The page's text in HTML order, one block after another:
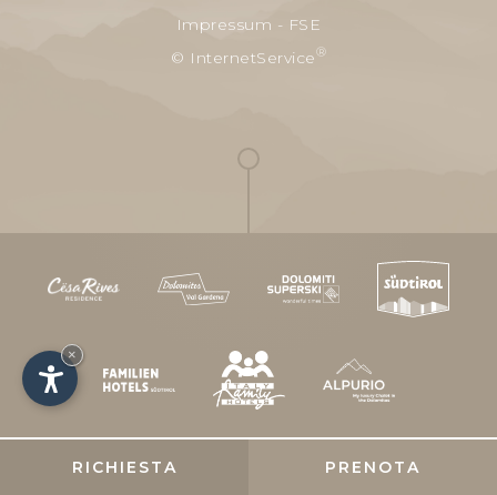
RICHIESTA PRENOTA
Impressum - FSE
© InternetService®
×